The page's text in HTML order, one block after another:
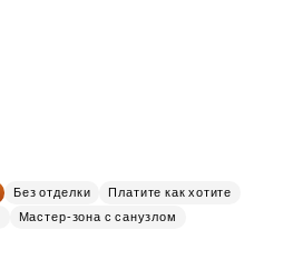
Без отделки
Платите как хотите
Мастер-зона с санузлом